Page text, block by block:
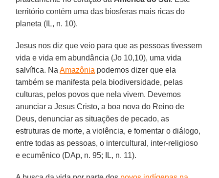
território contém uma das biosferas mais ricas do
planeta (IL, n. 10).
Jesus nos diz que veio para que as pessoas tivessem
vida e vida em abundância (Jo 10,10), uma vida
salvífica. NaAmazônia podemos dizer que ela
também se manifesta pela biodiversidade, pelas
culturas, pelos povos que nela vivem. Devemos
anunciar a Jesus Cristo, a boa nova do Reino de
Deus, denunciar as situações de pecado, as
estruturas de morte, a violência, e fomentar o diálogo,
entre todas as pessoas, o intercultural, inter-religioso
e ecumênico (DAp, n. 95; IL, n. 11).